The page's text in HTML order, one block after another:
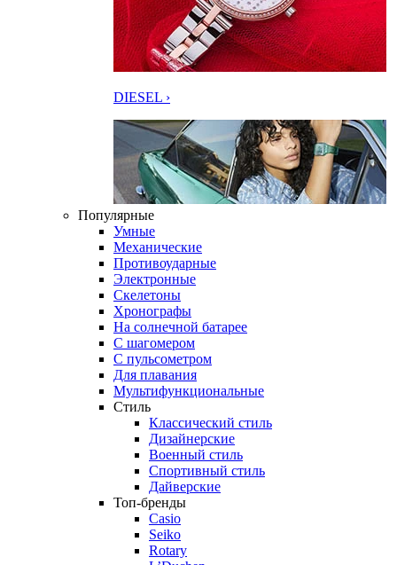
DIESEL ›
Популярные
Умные
Механические
Противоударные
Электронные
Скелетоны
Хронографы
На солнечной батарее
С шагомером
С пульсометром
Для плавания
Мультифункциональные
Стиль
Классический стиль
Дизайнерские
Военный стиль
Спортивный стиль
Дайверские
Топ-бренды
Casio
Seiko
Rotary